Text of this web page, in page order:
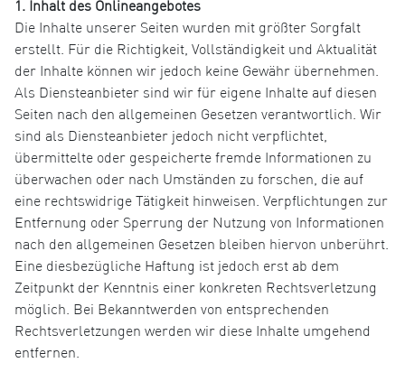
1. Inhalt des Onlineangebotes
Die Inhalte unserer Seiten wurden mit größter Sorgfalt
erstellt. Für die Richtigkeit, Vollständigkeit und Aktualität
der Inhalte können wir jedoch keine Gewähr übernehmen.
Als Diensteanbieter sind wir für eigene Inhalte auf diesen
Seiten nach den allgemeinen Gesetzen verantwortlich. Wir
sind als Diensteanbieter jedoch nicht verpflichtet,
übermittelte oder gespeicherte fremde Informationen zu
überwachen oder nach Umständen zu forschen, die auf
eine rechtswidrige Tätigkeit hinweisen. Verpflichtungen zur
Entfernung oder Sperrung der Nutzung von Informationen
nach den allgemeinen Gesetzen bleiben hiervon unberührt.
Eine diesbezügliche Haftung ist jedoch erst ab dem
Zeitpunkt der Kenntnis einer konkreten Rechtsverletzung
möglich. Bei Bekanntwerden von entsprechenden
Rechtsverletzungen werden wir diese Inhalte umgehend
entfernen.